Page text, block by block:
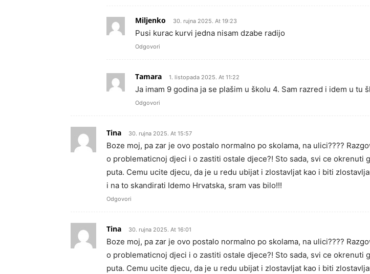
Miljenko 30. rujna 2025. At 19:23
Pusi kurac kurvi jedna nisam dzabe radijo
Odgovori
Tamara 1. listopada 2025. At 11:22
Ja imam 9 godina ja se plašim u školu 4. Sam razred i idem u tu
Odgovori
Tina 30. rujna 2025. At 15:57
Boze moj, pa zar je ovo postalo normalno po skolama, na ulici????
o problematicnoj djeci i o zastiti ostale djece?! Sto sada, svi ce
puta. Cemu ucite djecu, da je u redu ubijat i zlostavljat kao i biti
i na to skandirati Idemo Hrvatska, sram vas bilo!!!
Odgovori
Tina 30. rujna 2025. At 16:01
Boze moj, pa zar je ovo postalo normalno po skolama, na ulici????
o problematicnoj djeci i o zastiti ostale djece?! Sto sada, svi ce
puta. Cemu ucite djecu, da je u redu ubijat i zlostavljat kao i biti